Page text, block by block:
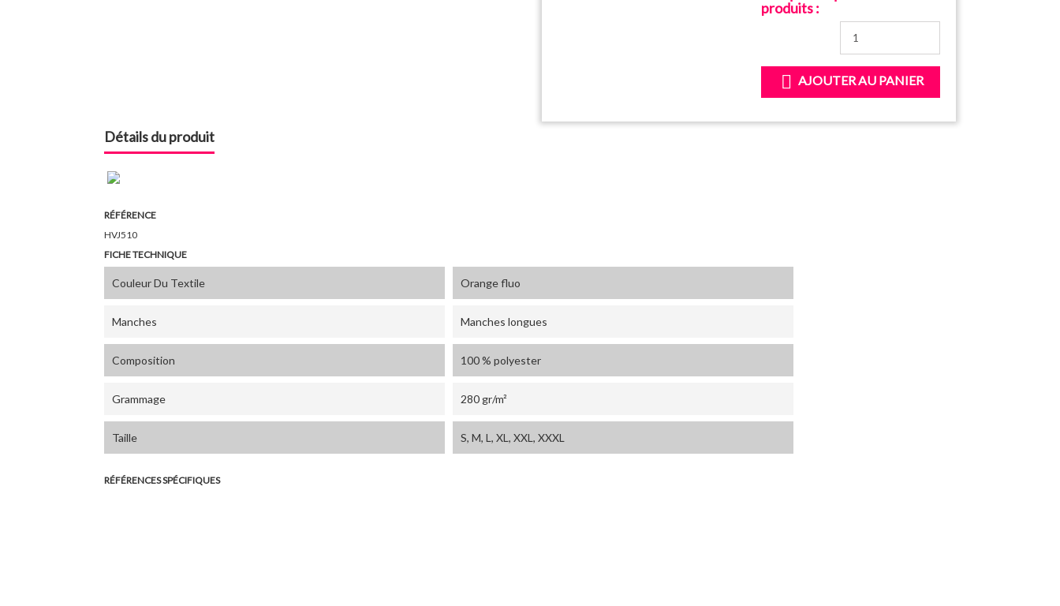
produits :
 AJOUTER AU PANIER
Détails du produit
RÉFÉRENCE
HVJ510
FICHE TECHNIQUE
Couleur Du Textile Orange fluo
Manches Manches longues
Composition 100 % polyester
Grammage 280 gr/m²
Taille S, M, L, XL, XXL, XXXL
RÉFÉRENCES SPÉCIFIQUES